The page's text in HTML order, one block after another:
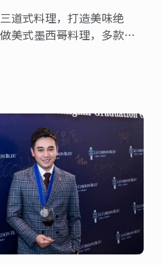
道式料理，打造美味绝
美式墨西哥料理，多款经